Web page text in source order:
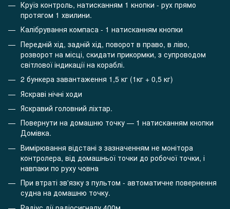
Круїз контроль, натисканням 1 кнопки - рух прямо
протягом 1 хвилини.
Калібрування компаса - 1 натисканням кнопки
Передній хід, задній хід, поворот в право, в ліво,
розворот на місці, скидати прикормки, з супроводом
світлової індикації на кораблі.
2 бункера завантаження 1,5 кг (1кг + 0,5 кг)
Яскраві нічні ходи
Яскравий головний ліхтар.
Повернути на домашню точку — 1 натисканням кнопки
Домівка.
Вимірювання відстані з зазначенням не монітора
контролера, від домашньої точки до робочої точки, і
навпаки по руху човна
При втраті зв'язку з пультом - автоматичне повернення
судна на домашню точку.